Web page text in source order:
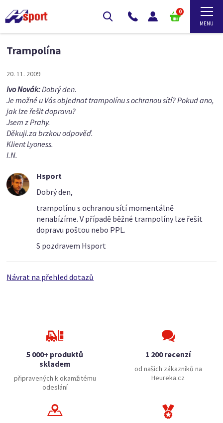
0
Trampolína
20. 11. 2009
Ivo Novák:Dobrý den.
Je možné u Vás objednat trampolínu s ochranou sítí? Pokud ano,
jak lze řešit dopravu?
Jsem z Prahy.
Děkuji.za brzkou odpověď.
Klient Lyoness.
I.N.
Hsport
Dobrý den,
trampolínu s ochranou sítí momentálně
nenabízíme. V případě běžné trampolíny lze řešit
dopravu poštou nebo PPL.
S pozdravem Hsport
Návrat na přehled dotazů
5 000+ produktů
skladem
připravených k okamžitému
odeslání
1 200 recenzí
od našich zákazníků na
Heureka.cz